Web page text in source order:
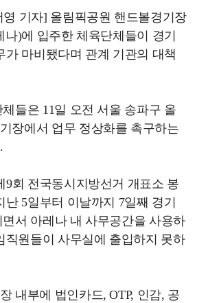
기자] 올림픽공원 핸드볼경기장
)에 입주한 체육단체들이 경기
가 마비됐다며 관계 기관의 대책
들은 11일 오전 서울 송파구 올
장에서 업무 정상화를 촉구하는
9회 전국동시지방선거 개표소 봉
5일부터 이날까지 7일째 경기
서 아레나 내 사무공간을 사용하
직원들이 사무실에 출입하지 못하
내부에 법인카드, OTP, 인감, 공